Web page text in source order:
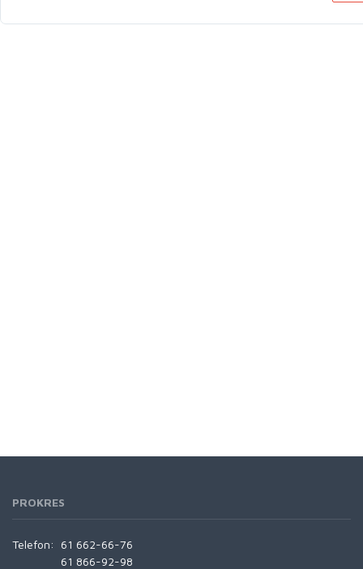
PROKRES
Telefon:
61 662-66-76
61 866-92-98